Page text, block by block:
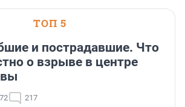
ТОП 5
и пострадавшие. Что
о взрыве в центре
217